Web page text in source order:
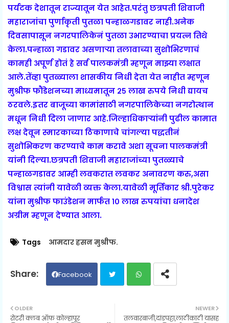
पर्यटक देशातून राज्यातून येत आहेत.परंतु छत्रपती शिवाजी
महाराजांचा पुर्णाकृती पुतळा पन्हाळगडावर नाही.अनेक
दिवसापासून नगरपालिकेनं पुतळा उभारण्याचा प्रयत्न तिथे
केला.पन्हाळा गडावर असणाऱ्या तलावाच्या सुशोभिरणाचं
कामही अपूर्ण होतं हे सर्व पालकमंत्री म्हणून माझ्या लक्षात
आले.तेंव्हा पुतळ्याला शासकीय निधी देता येत नाहीत म्हणून
मुश्रीफ फौंडेशनच्या माध्यमातून २५ लाख रुपये निधी द्यायच
ठरवले.इतर बाजूच्या कामांसाठी नगरपालिकेच्या नगरोत्थान
मधून निधी दिला जाणार आहे.जिल्हाधिकाऱ्यांनी पुढील कामात
लक्ष देवून स्मारकाच्या ठिकाणाचे चांगल्या पद्धतीनं
सुशोभिकरण करण्याचे काम करावे अशा सूचना पालकमंत्री
यांनी दिल्या.छत्रपती शिवाजी महाराजांच्या पुतळ्याचे
पन्हाळगडावर आम्ही लवकरात लवकर अनावरण करु,असा
विश्वास त्यांनी यावेळी व्यक्त केला.यावेळी मूर्तिकार श्री.पुरेकर
यांना मुश्रीफ फाउंडेशन मार्फत १० लाख रुपयांचा धनादेश
अग्रीम म्हणून देण्यात आला.
Tags आमदार हसन मुश्रीफ.
Facebook
ter ats
NEWER
तलवारबाजी,दांडपट्टा,लाठीकाठी यासह
OLDER
रोटरी क्लब ऑफ कोल्हापूर